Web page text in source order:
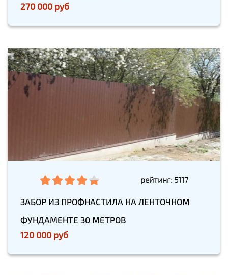
270 000 руб
рейтинг: 5117
ЗАБОР ИЗ ПРОФНАСТИЛА НА ЛЕНТОЧНОМ
ФУНДАМЕНТЕ 30 МЕТРОВ
120 000 руб